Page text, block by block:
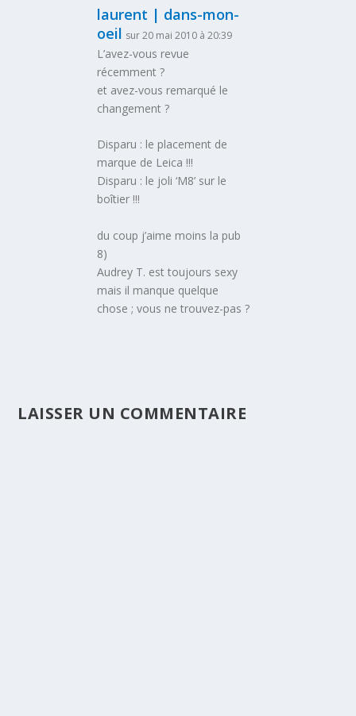
laurent | dans-mon-
oeil sur 20 mai 2010 à 20:39
L’avez-vous revue
récemment ?
et avez-vous remarqué le
changement ?
Disparu : le placement de
marque de Leica !!!
Disparu : le joli ‘M8’ sur le
boîtier !!!
du coup j’aime moins la pub
8)
Audrey T. est toujours sexy
mais il manque quelque
chose ; vous ne trouvez-pas ?
LAISSER UN COMMENTAIRE